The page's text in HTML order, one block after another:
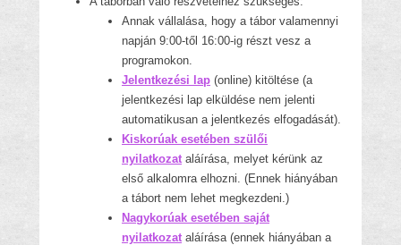
Annak vállalása, hogy a tábor valamennyi
napján 9:00-től 16:00-ig részt vesz a
programokon.
Jelentkezési lap (online) kitöltése (a
jelentkezési lap elküldése nem jelenti
automatikusan a jelentkezés elfogadását).
Kiskorúak esetében szülői
nyilatkozataláírása, melyet kérünk az
első alkalomra elhozni. (Ennek hiányában
a tábort nem lehet megkezdeni.)
Nagykorúak esetében saját
nyilatkozataláírása (ennek hiányában a